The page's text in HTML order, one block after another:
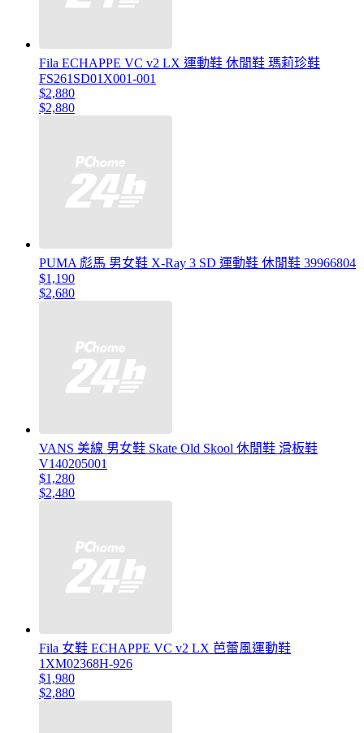
Fila ECHAPPE VC v2 LX 運動鞋 休閒鞋 瑪莉珍鞋
FS261SD01X001-001
$2,880
$2,880
PUMA 彪馬 男女鞋 X-Ray 3 SD 運動鞋 休閒鞋 39966804
$1,190
$2,680
VANS 美線 男女鞋 Skate Old Skool 休閒鞋 滑板鞋
V140205001
$1,280
$2,480
Fila 女鞋 ECHAPPE VC v2 LX 芭蕾風運動鞋
1XM02368H-926
$1,980
$2,880